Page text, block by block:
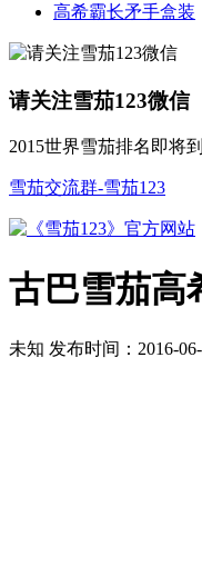
高希霸长矛手盒装
请关注雪茄123微信
2015世界雪茄排名即将到
雪茄交流群-雪茄123
古巴雪茄高
未知 发布时间： 2016-